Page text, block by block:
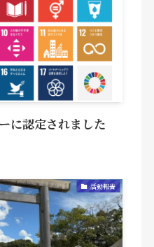
に認定されました
活動報告